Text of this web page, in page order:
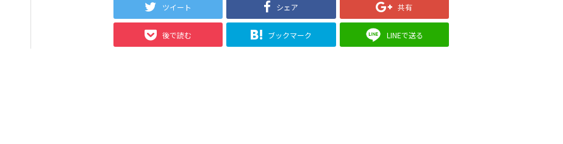
ツイート シェア 共有
後で読む ブックマーク LINEで送る